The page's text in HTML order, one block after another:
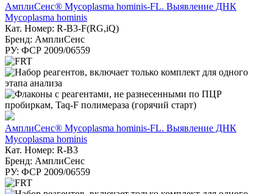
АмплиСенс® Mycoplasma hominis-FL. Выявление ДНК
Mycoplasma hominis
Кат. Номер: R-B3-F(RG,iQ)
Бренд: АмплиСенс
РУ: ФСР 2009/06559
АмплиСенс® Mycoplasma hominis-FL. Выявление ДНК
Mycoplasma hominis
Кат. Номер: R-B3
Бренд: АмплиСенс
РУ: ФСР 2009/06559